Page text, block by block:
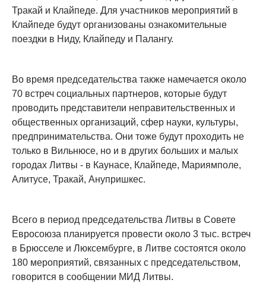
Тракай и Клайпеде. Для участников мероприятий в
Клайпеде будут организованы ознакомительные
поездки в Ниду, Клайпеду и Палангу.
Во время председательства также намечается около
70 встреч социальных партнеров, которые будут
проводить представители неправительственных и
общественных организаций, сфер науки, культуры,
предпринимательства. Они тоже будут проходить не
только в Вильнюсе, но и в других больших и малых
городах Литвы - в Каунасе, Клайпеде, Мариямполе,
Алитусе, Тракай, Анупришкес.
Всего в период председательства Литвы в Совете
Евросоюза планируется провести около 3 тыс. встреч
в Брюсселе и Люксембурге, в Литве состоятся около
180 мероприятий, связанных с председательством,
говорится в сообщении МИД Литвы.